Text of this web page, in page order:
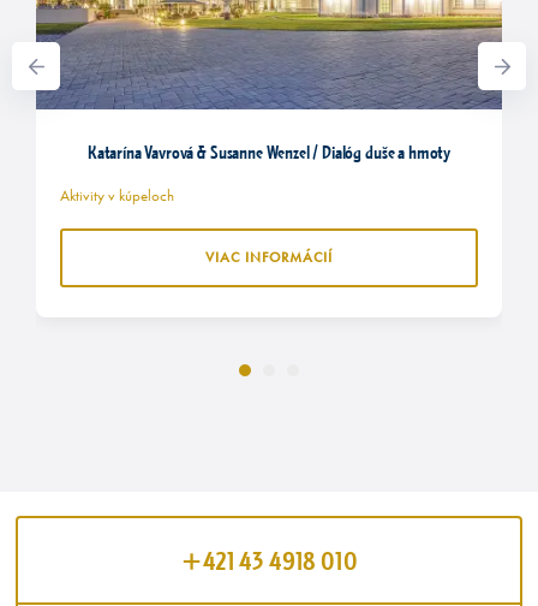
Katarína Vavrová & Susanne Wenzel / Dialóg duše a hmoty
Aktivity v kúpeloch
VIAC INFORMÁCIÍ
+421 43 4918 010